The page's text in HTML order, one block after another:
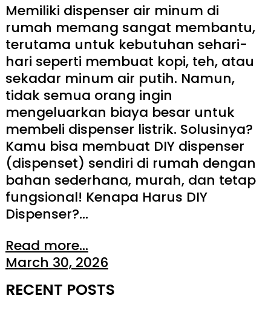
Memiliki dispenser air minum di
rumah memang sangat membantu,
terutama untuk kebutuhan sehari-
hari seperti membuat kopi, teh, atau
sekadar minum air putih. Namun,
tidak semua orang ingin
mengeluarkan biaya besar untuk
membeli dispenser listrik. Solusinya?
Kamu bisa membuat DIY dispenser
(dispenset) sendiri di rumah dengan
bahan sederhana, murah, dan tetap
fungsional! Kenapa Harus DIY
Dispenser?…
Read more...
March 30, 2026
RECENT POSTS